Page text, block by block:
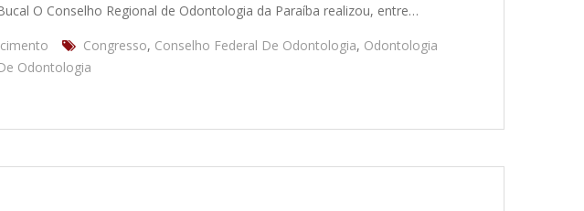
O Conselho Regional de Odontologia da Paraíba realizou, entre…
Congresso, Conselho Federal De Odontologia, Odontologia
Odontologia